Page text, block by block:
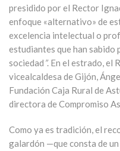
presidido por el Rector
enfoque «alternativo» de
excelencia intelectual o
estudiantes que han sabido
sociedad ”. En el estrado, el
vicealcaldesa de Gijón,
Fundación Caja Rural de
directora de Compromiso
Como ya es tradición, el
galardón —que consta de